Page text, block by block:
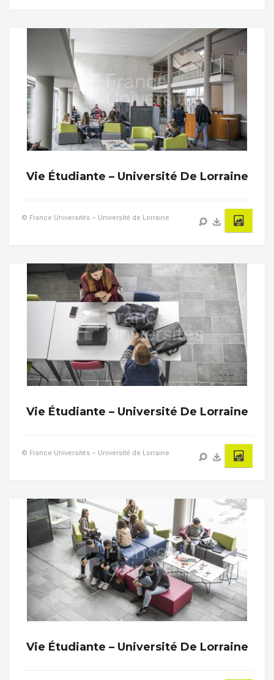
Vie Étudiante – Université De Lorraine
© France Universités – Université de Lorraine
Vie Étudiante – Université De Lorraine
© France Universités – Université de Lorraine
Vie Étudiante – Université De Lorraine